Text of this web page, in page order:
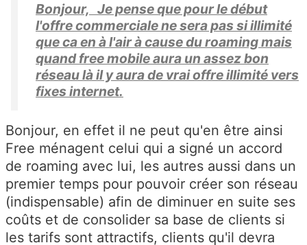
Bonjour, Je pense que pour le début
l'offre commerciale ne sera pas si illimité
que ca en à l'air à cause du roaming mais
quand free mobile aura un assez bon
réseau là il y aura de vrai offre illimité vers
fixes internet.
Bonjour, en effet il ne peut qu'en être ainsi
Free ménagent celui qui a signé un accord
de roaming avec lui, les autres aussi dans un
premier temps pour pouvoir créer son réseau
(indispensable) afin de diminuer en suite ses
coûts et de consolider sa base de clients si
les tarifs sont attractifs, clients qu'il devra